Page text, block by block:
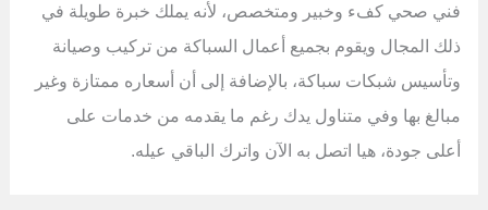
فني صحي كفء وخبير ومتخصص، لأنه يملك خبرة طويلة في
ذلك المجال ويقوم بجميع أعمال السباكة من تركيب وصيانة
وتأسيس شبكات سباكة، بالإضافة إلى أن أسعاره ممتازة وغير
مبالغ بها وفي متناول يدك رغم ما يقدمه من خدمات على
أعلى جودة، هيا اتصل به الآن واترك الباقي عيله.